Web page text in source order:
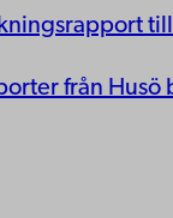
från Husö